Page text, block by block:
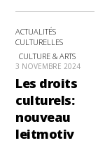
ACTUALITÉS
CULTURELLES
CULTURE & ARTS
3 NOVEMBRE 2024
Les droits
culturels:
nouveau
leitmotiv